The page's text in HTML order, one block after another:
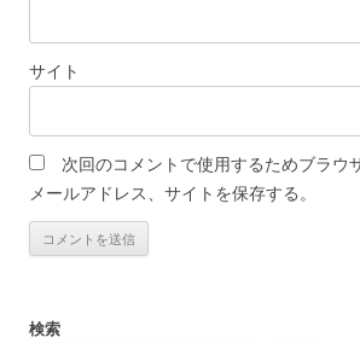
サイト
次回のコメントで使用するためブラウ
メールアドレス、サイトを保存する。
検索